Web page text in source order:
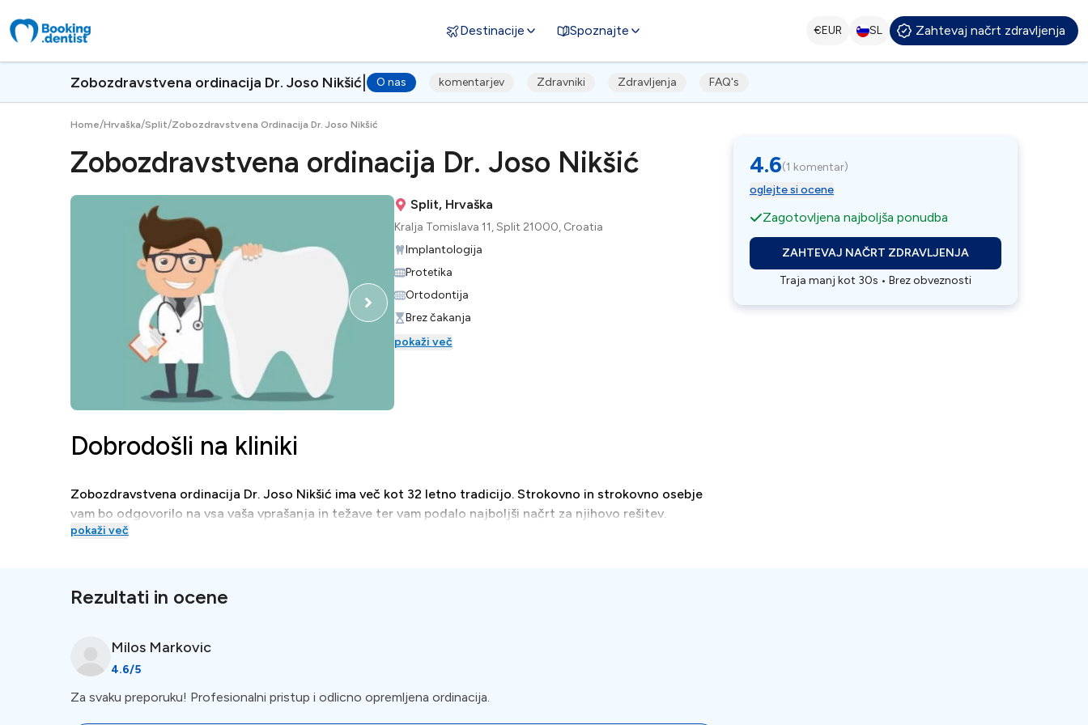
Destinacije Spoznajte €EUR SL Zahtevaj načrt zdravljenja
Zobozdravstvena ordinacija Dr. Joso Nikšić| O nas komentarjev Zdravniki Zdravljenja FAQ's
Home/Hrvaška/Split/Zobozdravstvena Ordinacija Dr. Joso Nikšić
Zobozdravstvena ordinacija Dr. Joso Nikšić
Split, Hrvaška
Kralja Tomislava 11, Split 21000, Croatia
Implantologija
Protetika
Ortodontija
Brez čakanja
pokaži več
Dobrodošli na kliniki
Zobozdravstvena ordinacija Dr. Joso Nikšić ima več kot 32 letno tradicijo. Strokovno in strokovno osebje
vam bo odgovorilo na vsa vaša vprašanja in težave ter vam podalo najboljši načrt za njihovo rešitev.
dentalno medicino.
Posebna ponudba
pokaži več
Rezultati in ocene
Milos Markovic
4.6/5
Za svaku preporuku! Profesionalni pristup i odlicno opremljena ordinacija.
4.6(1 komentar)
oglejte si ocene
Zagotovljena najboljša ponudba
ZAHTEVAJ NAČRT ZDRAVLJENJA
Traja manj kot 30s • Brez obveznosti